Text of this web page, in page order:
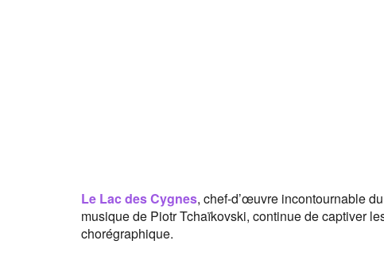
Le Lac des Cygnes, chef-d’œuvre incontournable
musique de Piotr Tchaïkovski, continue de captiver
chorégraphique.